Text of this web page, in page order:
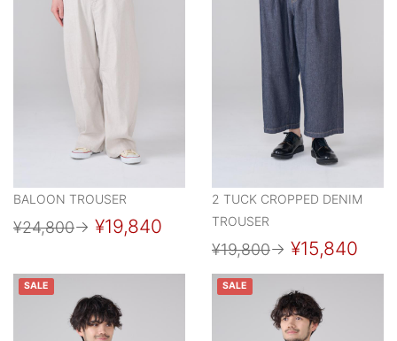
BALOON TROUSER
¥24,800→ ¥19,840
2 TUCK CROPPED DENIM
TROUSER
¥19,800→ ¥15,840
SALE SALE